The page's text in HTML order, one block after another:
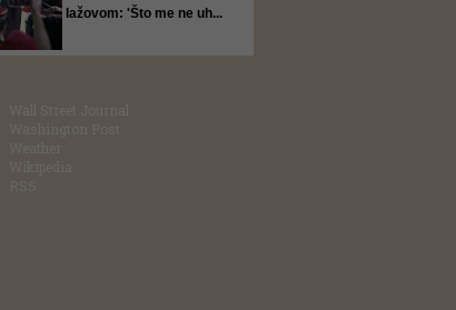
lažovom: 'Što me ne uh...
Wall Street Journal
Washington Post
Weather
Wikipedia
RSS